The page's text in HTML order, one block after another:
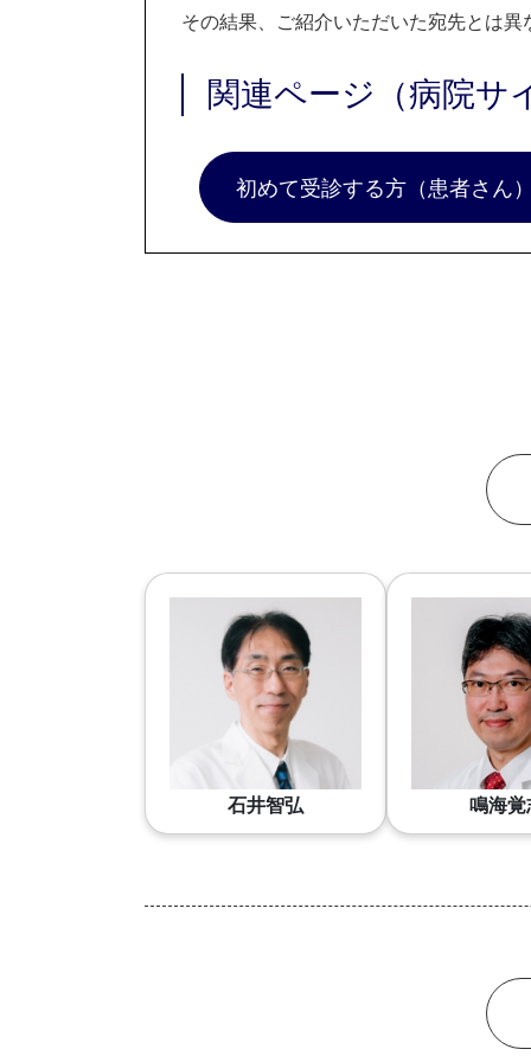
その結果、ご紹介いただいた宛先とは
関連ページ（病院サ
初めて受診する方（患者さん
石井智弘 鳴海覚